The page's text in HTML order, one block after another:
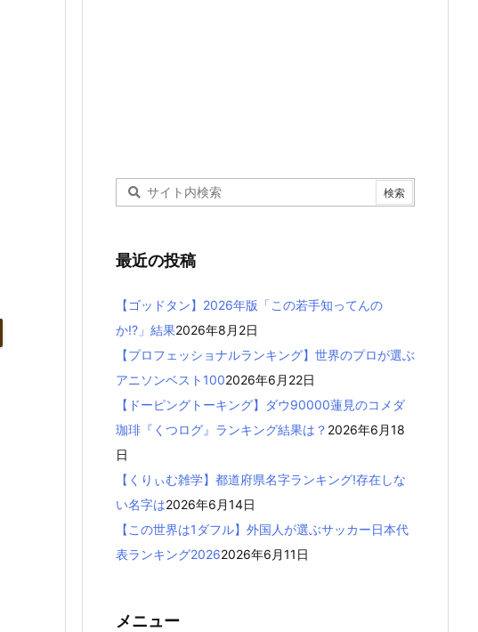
最近の投稿
【ゴッドタン】2026年版「この若手知ってんの
か!?」結果2026年8月2日
【プロフェッショナルランキング】世界のプロが選ぶ
アニソンベスト1002026年6月22日
【ドーピングトーキング】ダウ90000蓮見のコメダ
珈琲『くつログ』ランキング結果は？ 2026年6月18
日
【くりぃむ雑学】都道府県名字ランキング!存在しな
い名字は2026年6月14日
【この世界は1ダフル】外国人が選ぶサッカー日本代
表ランキング20262026年6月11日
メニュー